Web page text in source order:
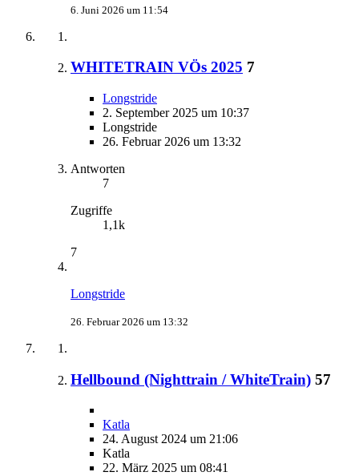
6. Juni 2026 um 11:54
WHITETRAIN VÖs 2025 7
Longstride
2. September 2025 um 10:37
Longstride
26. Februar 2026 um 13:32
Antworten
7
Zugriffe
1,1k
7
Longstride
26. Februar 2026 um 13:32
Hellbound (Nighttrain / WhiteTrain) 57
Katla
24. August 2024 um 21:06
Katla
22. März 2025 um 08:41